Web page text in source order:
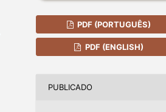
PDF (PORTUGUÊS)
PDF (ENGLISH)
PUBLICADO